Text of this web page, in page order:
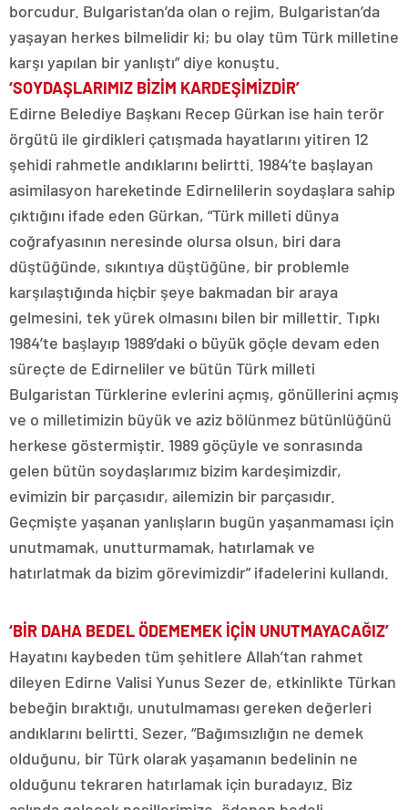
borcudur. Bulgaristan’da olan o rejim, Bulgaristan’da
yaşayan herkes bilmelidir ki; bu olay tüm Türk milletine
karşı yapılan bir yanlıştı” diye konuştu.
‘SOYDAŞLARIMIZ BİZİM KARDEŞİMİZDİR’
Edirne Belediye Başkanı Recep Gürkan ise hain terör
örgütü ile girdikleri çatışmada hayatlarını yitiren 12
şehidi rahmetle andıklarını belirtti. 1984’te başlayan
asimilasyon hareketinde Edirnelilerin soydaşlara sahip
çıktığını ifade eden Gürkan, “Türk milleti dünya
coğrafyasının neresinde olursa olsun, biri dara
düştüğünde, sıkıntıya düştüğüne, bir problemle
karşılaştığında hiçbir şeye bakmadan bir araya
gelmesini, tek yürek olmasını bilen bir millettir. Tıpkı
1984’te başlayıp 1989’daki o büyük göçle devam eden
süreçte de Edirneliler ve bütün Türk milleti
Bulgaristan Türklerine evlerini açmış, gönüllerini açmış
ve o milletimizin büyük ve aziz bölünmez bütünlüğünü
herkese göstermiştir. 1989 göçüyle ve sonrasında
gelen bütün soydaşlarımız bizim kardeşimizdir,
evimizin bir parçasıdır, ailemizin bir parçasıdır.
Geçmişte yaşanan yanlışların bugün yaşanmaması için
unutmamak, unutturmamak, hatırlamak ve
hatırlatmak da bizim görevimizdir” ifadelerini kullandı.
‘BİR DAHA BEDEL ÖDEMEMEK İÇİN UNUTMAYACAĞIZ’
Hayatını kaybeden tüm şehitlere Allah’tan rahmet
dileyen Edirne Valisi Yunus Sezer de, etkinlikte Türkan
bebeğin bıraktığı, unutulmaması gereken değerleri
andıklarını belirtti. Sezer, “Bağımsızlığın ne demek
olduğunu, bir Türk olarak yaşamanın bedelinin ne
olduğunu tekraren hatırlamak için buradayız. Biz